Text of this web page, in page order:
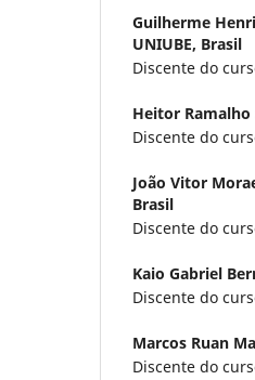
Guilherme
UNIUBE, Brasil
Discente do
Heitor Ramalho
Discente do
João Vitor
Brasil
Discente do
Kaio Gabriel
Discente do
Marcos Ruan
Discente do